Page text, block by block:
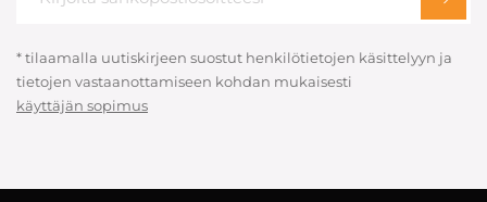
* tilaamalla uutiskirjeen suostut henkilötietojen käsittelyyn ja
tietojen vastaanottamiseen kohdan mukaisesti
käyttäjän sopimus